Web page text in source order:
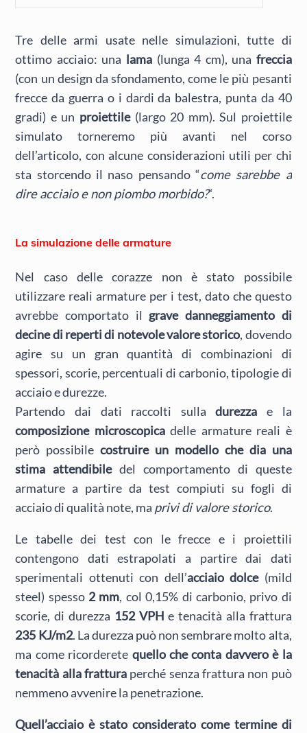
Tre delle armi usate nelle simulazioni, tutte di
ottimo acciaio: una lama(lunga 4 cm), una freccia
(con un design da sfondamento, come le più pesanti
frecce da guerra o i dardi da balestra, punta da 40
gradi) e un proiettile(largo 20 mm). Sul proiettile
simulato torneremo più avanti nel corso
dell’articolo, con alcune considerazioni utili per chi
sta storcendo il naso pensando “come sarebbe a
dire acciaio e non piombo morbido?“.
La simulazione delle armature
Nel caso delle corazze non è stato possibile
utilizzare reali armature per i test, dato che questo
avrebbe comportato il grave danneggiamento di
decine di reperti di notevole valore storico, dovendo
agire su un gran quantità di combinazioni di
spessori, scorie, percentuali di carbonio, tipologie di
acciaio e durezze.
Partendo dai dati raccolti sulladurezza e la
composizione microscopicadelle armature reali è
però possibilecostruire un modello che dia una
stima attendibiledel comportamento di queste
armature a partire da test compiuti su fogli di
acciaio di qualità note, ma privi di valore storico.
Le tabelle dei test con le frecce e i proiettili
contengono dati estrapolati a partire dai dati
sperimentali ottenuti con dell’acciaio dolce(mild
steel) spesso 2 mm, col 0,15% di carbonio, privo di
scorie, di durezza 152 VPH e tenacità alla frattura
235 KJ/m2. La durezza può non sembrare molto alta,
ma come ricorderete quello che conta davvero è la
tenacità alla frattura perché senza frattura non può
nemmeno avvenire la penetrazione.
Quell’acciaio è stato considerato come termine di